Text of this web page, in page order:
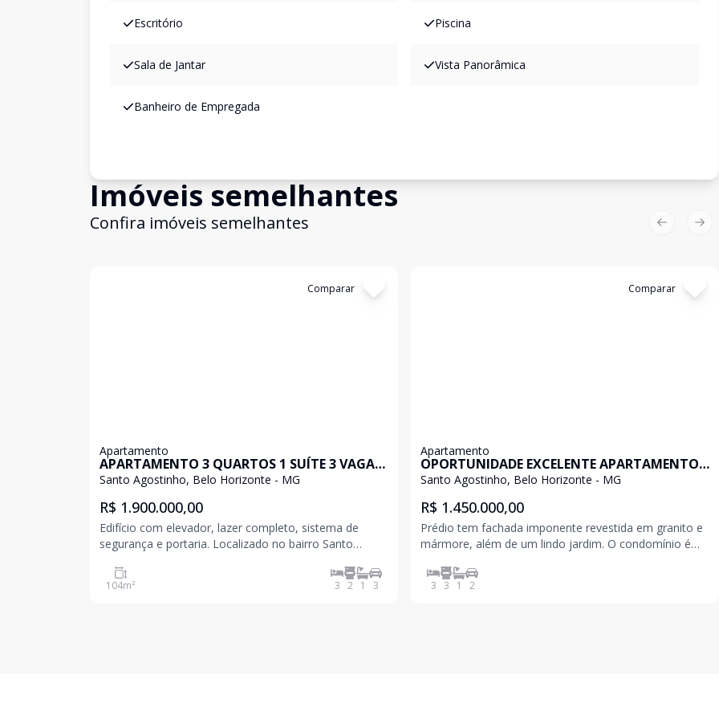
Escritório Piscina
Sala de Jantar Vista Panorâmica
Banheiro de Empregada
Imóveis semelhantes
Confira imóveis semelhantes
Comparar
Apartamento
APARTAMENTO 3 QUARTOS 1 SUÍTE 3 VAGAS
NO SANTO AGOSTINHO
Santo Agostinho, Belo Horizonte - MG
R$ 1.900.000,00
Edifício com elevador, lazer completo, sistema de
segurança e portaria. Localizado no bairro Santo
escolas, farmácias e diversos serviços. Apartamento
com 104 m², composto por sala para dois ambientes e
104m² 3 2 1 3
Comparar
Apartamento
OPORTUNIDADE EXCELENTE APARTAMENTO 4
QUARTOS 1 SUÍTE 2 VAGAS
Santo Agostinho, Belo Horizonte - MG
R$ 1.450.000,00
Prédio tem fachada imponente revestida em granito e
mármore, além de um lindo jardim. O condomínio é
portaria 24 horas, 02 elevadores, gás canalizado e
salão de festas. Localização privilegiada, próxima à
3 3 1 2
Previous